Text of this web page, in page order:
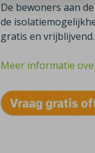
De bewoners aan
de
gratis en
Meer informatie